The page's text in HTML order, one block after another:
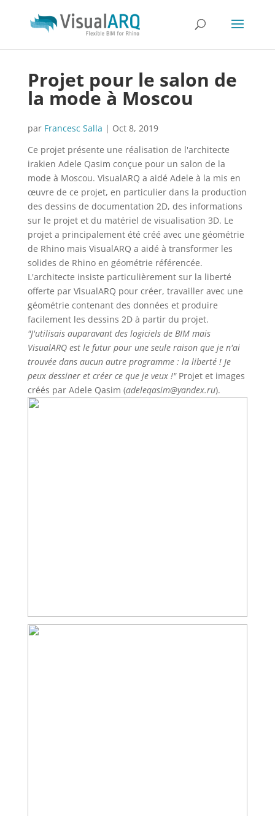
Projet pour le salon de
la mode à Moscou
par Francesc Salla | Oct 8, 2019
Ce projet présente une réalisation de l'architecte
irakien Adele Qasim conçue pour un salon de la
mode à Moscou. VisualARQ a aidé Adele à la mis en
œuvre de ce projet, en particulier dans la production
des dessins de documentation 2D, des informations
sur le projet et du matériel de visualisation 3D. Le
projet a principalement été créé avec une géométrie
de Rhino mais VisualARQ a aidé à transformer les
solides de Rhino en géométrie référencée.
L'architecte insiste particulièrement sur la liberté
offerte par VisualARQ pour créer, travailler avec une
géométrie contenant des données et produire
facilement les dessins 2D à partir du projet.
"J'utilisais auparavant des logiciels de BIM mais
VisualARQ est le futur pour une seule raison que je n'ai
trouvée dans aucun autre programme : la liberté ! Je
peux dessiner et créer ce que je veux !"Projet et images
créés par Adele Qasim (adeleqasim@yandex.ru).